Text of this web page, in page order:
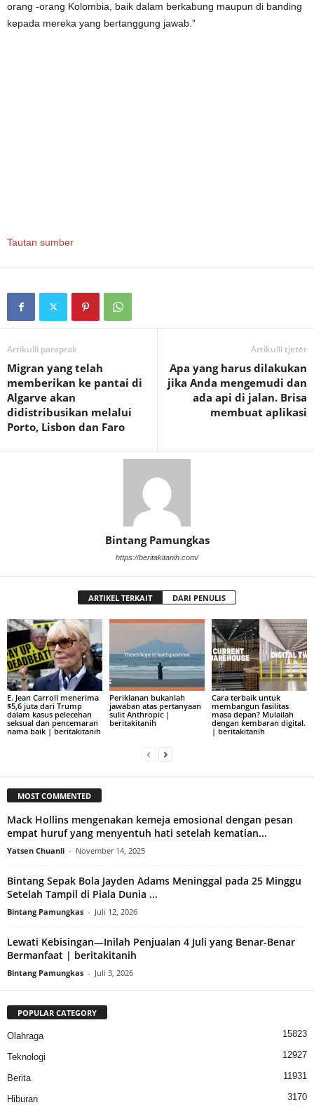
orang -orang Kolombia, baik dalam berkabung maupun di banding
kepada mereka yang bertanggung jawab.”
Tautan sumber
Artikulli paraprak
Migran yang telah
memberikan ke pantai di
Algarve akan
didistribusikan melalui
Porto, Lisbon dan Faro
Artikulli tjetër
Apa yang harus dilakukan
jika Anda mengemudi dan
ada api di jalan. Brisa
membuat aplikasi
Bintang Pamungkas
https://beritakitanih.com/
ARTIKEL TERKAIT DARI PENULIS
E. Jean Carroll menerima
$5,6 juta dari Trump
dalam kasus pelecehan
seksual dan pencemaran
nama baik | beritakitanih
Periklanan bukanlah
jawaban atas pertanyaan
sulit Anthropic |
beritakitanih
Cara terbaik untuk
membangun fasilitas
masa depan? Mulailah
dengan kembaran digital.
| beritakitanih
MOST COMMENTED
Mack Hollins mengenakan kemeja emosional dengan pesan
empat huruf yang menyentuh hati setelah kematian...
Yatsen Chuanli - November 14, 2025
Bintang Sepak Bola Jayden Adams Meninggal pada 25 Minggu
Setelah Tampil di Piala Dunia ...
Bintang Pamungkas - Juli 12, 2026
Lewati Kebisingan—Inilah Penjualan 4 Juli yang Benar-Benar
Bermanfaat | beritakitanih
Bintang Pamungkas - Juli 3, 2026
POPULAR CATEGORY
Olahraga 15823
Teknologi 12927
Berita 11931
Hiburan 3170